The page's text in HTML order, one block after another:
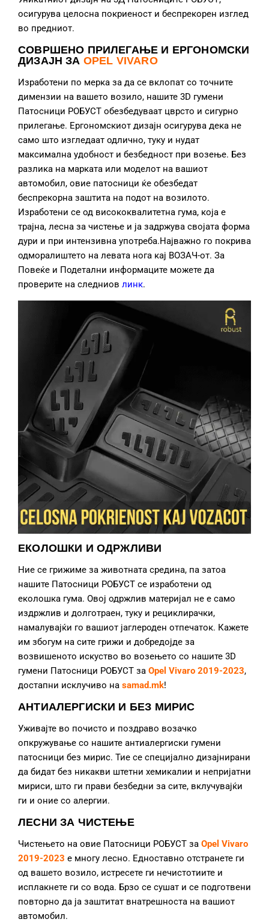
осигурува целосна покриеност и беспрекорен изглед
во предниот.
СОВРШЕНО ПРИЛЕГАЊЕ И ЕРГОНОМСКИ
ДИЗАЈН ЗА OPEL VIVARO
Изработени по мерка за да се вклопат со точните
димензии на вашето возило, нашите 3D гумени
Патосници РОБУСТ обезбедуваат цврсто и сигурно
прилегање. Ергономскиот дизајн осигурува дека не
само што изгледаат одлично, туку и нудат
максимална удобност и безбедност при возење. Без
разлика на марката или моделот на вашиот
автомобил, овие патосници ќе обезбедат
беспрекорна заштита на подот на возилото.
Изработени се од висококвалитетна гума, која е
трајна, лесна за чистење и ја задржува својата форма
дури и при интензивна употреба.Најважно го покрива
одморалиштето на левата нога кај ВОЗАЧ-от. За
Повеќе и Подетални информаците можете да
проверите на следниов линк.
ЕКОЛОШКИ И ОДРЖЛИВИ
Ние се грижиме за животната средина, па затоа
нашите Патосници РОБУСТ се изработени од
еколошка гума. Овој одржлив материјал не е само
издржлив и долготраен, туку и рециклирачки,
намалувајќи го вашиот јаглероден отпечаток. Кажете
им збогум на сите грижи и добредојде за
возвишеното искуство во возењето со нашите 3D
гумени Патосници РОБУСТ за Opel Vivaro 2019-2023,
достапни исклучиво на samad.mk!
АНТИАЛЕРГИСКИ И БЕЗ МИРИС
Уживајте во почисто и поздраво возачко
опкружување со нашите антиалергиски гумени
патосници без мирис. Тие се специјално дизајнирани
да бидат без никакви штетни хемикалии и непријатни
мириси, што ги прави безбедни за сите, вклучувајќи
ги и оние со алергии.
ЛЕСНИ ЗА ЧИСТЕЊЕ
Чистењето на овие Патосници РОБУСТ за Opel Vivaro
2019-2023 е многу лесно. Едноставно отстранете ги
од вашето возило, истресете ги нечистотиите и
исплакнете ги со вода. Брзо се сушат и се подготвени
повторно да ја заштитат внатрешноста на вашиот
автомобил.